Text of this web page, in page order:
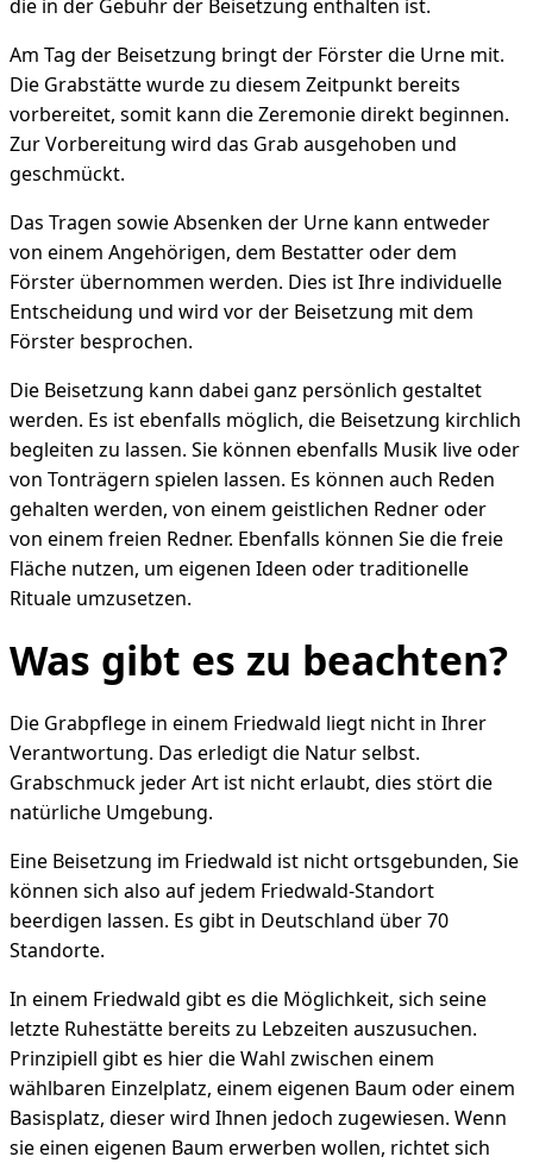
die in der Gebühr der Beisetzung enthalten ist.
Am Tag der Beisetzung bringt der Förster die Urne mit.
Die Grabstätte wurde zu diesem Zeitpunkt bereits
vorbereitet, somit kann die Zeremonie direkt beginnen.
Zur Vorbereitung wird das Grab ausgehoben und
geschmückt.
Das Tragen sowie Absenken der Urne kann entweder
von einem Angehörigen, dem Bestatter oder dem
Förster übernommen werden. Dies ist Ihre individuelle
Entscheidung und wird vor der Beisetzung mit dem
Förster besprochen.
Die Beisetzung kann dabei ganz persönlich gestaltet
werden. Es ist ebenfalls möglich, die Beisetzung kirchlich
begleiten zu lassen. Sie können ebenfalls Musik live oder
von Tonträgern spielen lassen. Es können auch Reden
gehalten werden, von einem geistlichen Redner oder
von einem freien Redner. Ebenfalls können Sie die freie
Fläche nutzen, um eigenen Ideen oder traditionelle
Rituale umzusetzen.
Was gibt es zu beachten?
Die Grabpflege in einem Friedwald liegt nicht in Ihrer
Verantwortung. Das erledigt die Natur selbst.
Grabschmuck jeder Art ist nicht erlaubt, dies stört die
natürliche Umgebung.
Eine Beisetzung im Friedwald ist nicht ortsgebunden, Sie
können sich also auf jedem Friedwald-Standort
beerdigen lassen. Es gibt in Deutschland über 70
Standorte.
In einem Friedwald gibt es die Möglichkeit, sich seine
letzte Ruhestätte bereits zu Lebzeiten auszusuchen.
Prinzipiell gibt es hier die Wahl zwischen einem
wählbaren Einzelplatz, einem eigenen Baum oder einem
Basisplatz, dieser wird Ihnen jedoch zugewiesen. Wenn
sie einen eigenen Baum erwerben wollen, richtet sich